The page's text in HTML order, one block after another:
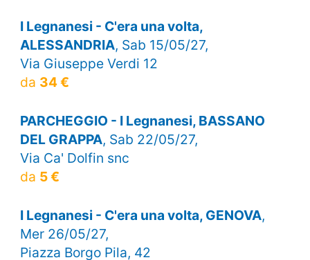
I Legnanesi - C'era una volta,
ALESSANDRIA, Sab 15/05/27,
Via Giuseppe Verdi 12
da 34 €
PARCHEGGIO - I Legnanesi, BASSANO
DEL GRAPPA, Sab 22/05/27,
Via Ca' Dolfin snc
da 5 €
I Legnanesi - C'era una volta, GENOVA,
Mer 26/05/27,
Piazza Borgo Pila, 42